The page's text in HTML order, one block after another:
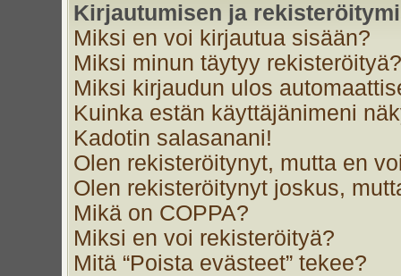
Kirjautumisen ja
Miksi en voi kirjautua sisään?
Miksi minun täytyy rekisteröityä?
Miksi kirjaudun ulos
Kuinka estän käyttäjänimeni
Kadotin salasanani!
Olen rekisteröitynyt, mutta en
Olen rekisteröitynyt joskus,
Mikä on COPPA?
Miksi en voi rekisteröityä?
Mitä “Poista evästeet” tekee?